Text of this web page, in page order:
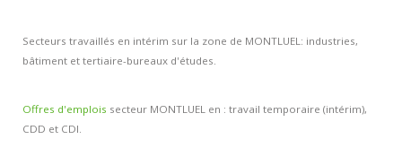
Contacts et agences
Secteurs travaillés en intérim sur la zone de MONTLUEL: industries,
bâtiment et tertiaire-bureaux d'études.
Offres d'emplois secteur MONTLUEL en : travail temporaire (intérim),
CDD et CDI.